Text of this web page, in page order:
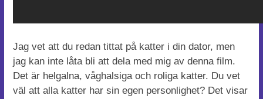
Jag vet att du redan tittat på katter i din dator, men
jag kan inte låta bli att dela med mig av denna film.
Det är helgalna, våghalsiga och roliga katter. Du vet
väl att alla katter har sin egen personlighet? Det visar